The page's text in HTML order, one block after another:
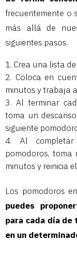
frecuentemente o
más allá de
siguientes pasos.
Crea una lista
Coloca en
minutos y trabaja
Al terminar
toma un
siguiente
Al
pomodoros,
minutos y reinicia
Los pomodoros
puedes
para cada día de
en un